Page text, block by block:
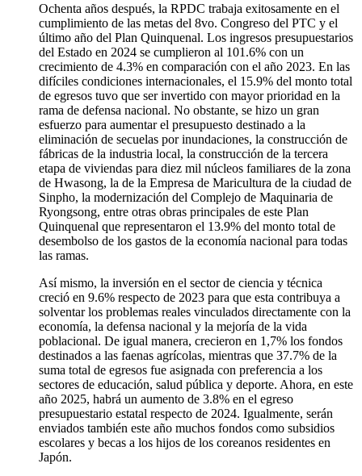
Ochenta años después, la RPDC trabaja exitosamente en el
cumplimiento de las metas del 8vo. Congreso del PTC y el
último año del Plan Quinquenal. Los ingresos presupuestarios
del Estado en 2024 se cumplieron al 101.6% con un
crecimiento de 4.3% en comparación con el año 2023. En las
difíciles condiciones internacionales, el 15.9% del monto total
de egresos tuvo que ser invertido con mayor prioridad en la
rama de defensa nacional. No obstante, se hizo un gran
esfuerzo para aumentar el presupuesto destinado a la
eliminación de secuelas por inundaciones, la construcción de
fábricas de la industria local, la construcción de la tercera
etapa de viviendas para diez mil núcleos familiares de la zona
de Hwasong, la de la Empresa de Maricultura de la ciudad de
Sinpho, la modernización del Complejo de Maquinaria de
Ryongsong, entre otras obras principales de este Plan
Quinquenal que representaron el 13.9% del monto total de
desembolso de los gastos de la economía nacional para todas
las ramas.
Así mismo, la inversión en el sector de ciencia y técnica
creció en 9.6% respecto de 2023 para que esta contribuya a
solventar los problemas reales vinculados directamente con la
economía, la defensa nacional y la mejoría de la vida
poblacional. De igual manera, crecieron en 1,7% los fondos
destinados a las faenas agrícolas, mientras que 37.7% de la
suma total de egresos fue asignada con preferencia a los
sectores de educación, salud pública y deporte. Ahora, en este
año 2025, habrá un aumento de 3.8% en el egreso
presupuestario estatal respecto de 2024. Igualmente, serán
enviados también este año muchos fondos como subsidios
escolares y becas a los hijos de los coreanos residentes en
Japón.